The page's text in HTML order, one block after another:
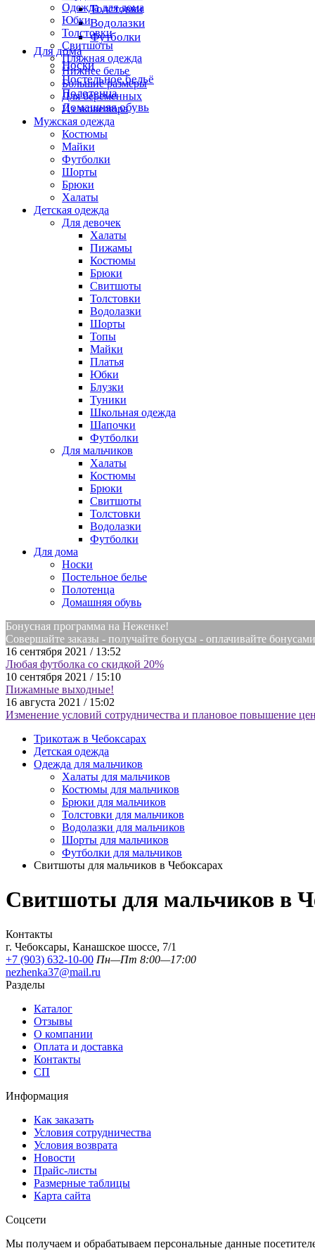
Толстовки
Водолазки
Футболки
Для дома
Носки
Постельное бельё
Полотенца
Домашняя обувь
Одежда для дома
Юбки
Толстовки
Свитшоты
Пляжная одежда
Нижнее белье
Большие размеры
Для беременных
Из эковелюра
Мужская одежда
Костюмы
Майки
Футболки
Шорты
Брюки
Халаты
Детская одежда
Для девочек
Халаты
Пижамы
Костюмы
Брюки
Свитшоты
Толстовки
Водолазки
Шорты
Топы
Майки
Платья
Юбки
Блузки
Туники
Школьная одежда
Шапочки
Футболки
Для мальчиков
Халаты
Костюмы
Брюки
Свитшоты
Толстовки
Водолазки
Футболки
Для дома
Носки
Постельное белье
Полотенца
Домашняя обувь
Бонусная программа на Неженке!
Совершайте заказы - получайте бонусы - оплачивайте
16 сентября 2021 / 13:52
Любая футболка со скидкой 20%
10 сентября 2021 / 15:10
Пижамные выходные!
16 августа 2021 / 15:02
Изменение условий сотрудничества и плановое повышение
Трикотаж в Чебоксарах
Детская одежда
Одежда для мальчиков
Халаты для мальчиков
Костюмы для мальчиков
Брюки для мальчиков
Толстовки для мальчиков
Водолазки для мальчиков
Шорты для мальчиков
Футболки для мальчиков
Свитшоты для мальчиков в Чебоксарах
Свитшоты для мальчиков в
Контакты
г. Чебоксары, Канашское шоссе, 7/1
+7 (903) 632-10-00 Пн—Пт 8:00—17:00
nezhenka37@mail.ru
Разделы
Каталог
Отзывы
О компании
Оплата и доставка
Контакты
СП
Информация
Как заказать
Условия сотрудничества
Условия возврата
Новости
Прайс-листы
Размерные таблицы
Карта сайта
Соцсети
Мы получаем и обрабатываем персональные данные